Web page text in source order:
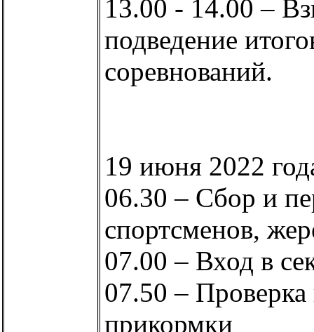
13.00 - 14.00 –
подведение
соревнований.
19 июня 2022
06.30 – Сбор и
спортсменов,
07.00 – Вход в
07.50 – Проверка
прикормки